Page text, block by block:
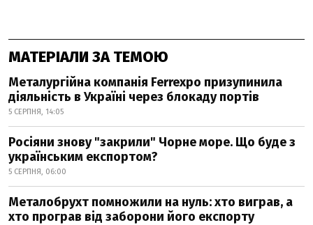
МАТЕРІАЛИ ЗА ТЕМОЮ
Металургійна компанія Ferrexpo призупинила
діяльність в Україні через блокаду портів
5 СЕРПНЯ, 14:05
Росіяни знову "закрили" Чорне море. Що буде з
українським експортом?
5 СЕРПНЯ, 06:00
Металобрухт помножили на нуль: хто виграв, а
хто програв від заборони його експорту